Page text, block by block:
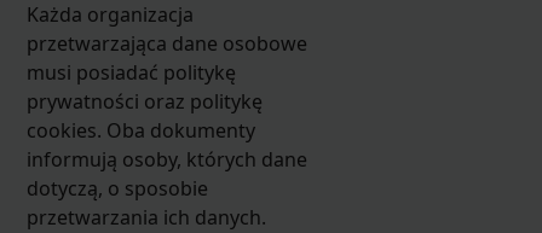
Każda organizacja
przetwarzająca dane osobowe
musi posiadać politykę
prywatności oraz politykę
cookies. Oba dokumenty
informują osoby, których dane
dotyczą, o sposobie
przetwarzania ich danych.